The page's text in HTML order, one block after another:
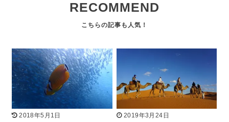
RECOMMEND
2018年5月1日
2019年3月24日